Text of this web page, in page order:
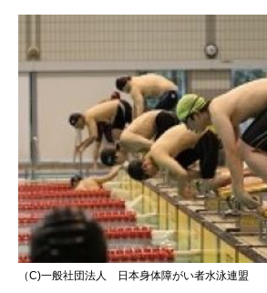
（C)一般社団法人 日本身体障がい者水泳連盟